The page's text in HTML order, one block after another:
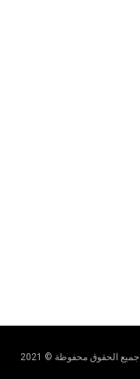
جميع الحقوق محفوظة © 2021